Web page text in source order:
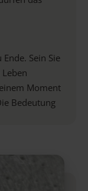
Sein Sie
Moment
Bedeutung